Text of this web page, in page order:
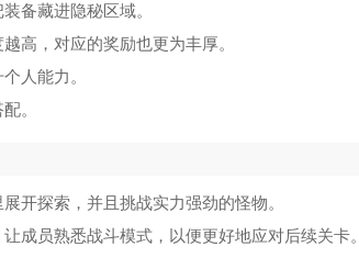
备藏进隐秘区域。
高，对应的奖励也更为丰厚。
人能力。
。
开探索，并且挑战实力强劲的怪物。
成员熟悉战斗模式，以便更好地应对后续关卡。